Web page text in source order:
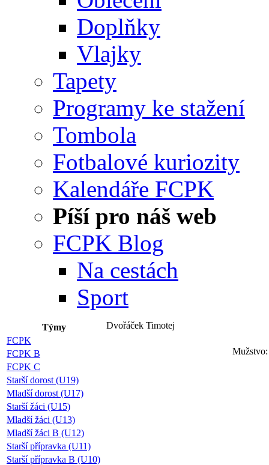
Doplňky
Vlajky
Tapety
Programy ke stažení
Tombola
Fotbalové kuriozity
Kalendáře FCPK
Píší pro náš web
FCPK Blog
Na cestách
Sport
Týmy
FCPK
FCPK B
FCPK C
Starší dorost (U19)
Mladší dorost (U17)
Starší žáci (U15)
Mladší žáci (U13)
Mladší žáci B (U12)
Starší přípravka (U11)
Starší přípravka B (U10)
Dvořáček Timotej
Mužstvo: